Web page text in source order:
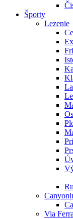
Športy
Lezenie
Via